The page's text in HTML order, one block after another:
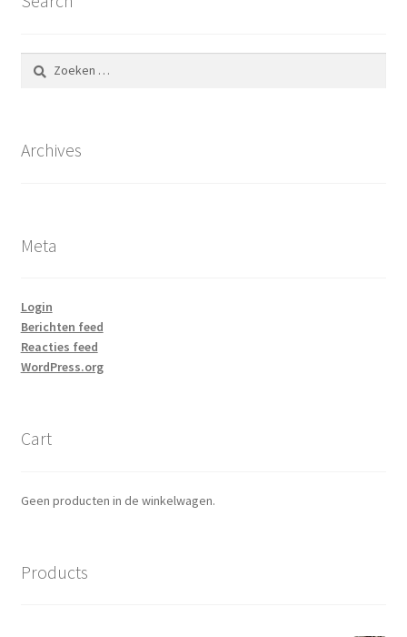
Zoeken
naar:
Archives
Meta
Login
Berichten feed
Reacties feed
WordPress.org
Cart
Geen producten in de winkelwagen.
Products